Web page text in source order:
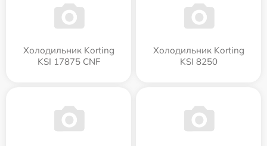
Холодильник Korting
KSI 17875 CNF
Холодильник Korting
KSI 8250